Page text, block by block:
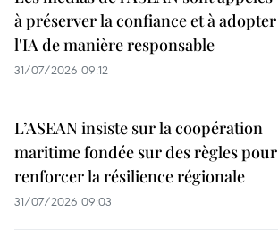
à préserver la confiance et à adopter
l'IA de manière responsable
31/07/2026 09:12
L’ASEAN insiste sur la coopération
maritime fondée sur des règles pour
renforcer la résilience régionale
31/07/2026 09:03